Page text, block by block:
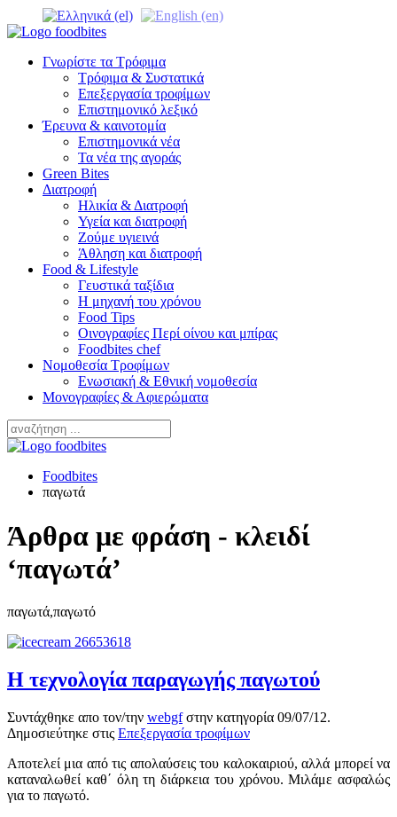
Γνωρίστε τα Τρόφιμα
Τρόφιμα & Συστατικά
Επεξεργασία τροφίμων
Επιστημονικό λεξικό
Έρευνα & καινοτομία
Επιστημονικά νέα
Τα νέα της αγοράς
Green Bites
Διατροφή
Ηλικία & Διατροφή
Υγεία και διατροφή
Ζούμε υγιεινά
Άθληση και διατροφή
Food & Lifestyle
Γευστικά ταξίδια
Η μηχανή του χρόνου
Food Tips
Οινογραφίες Περί οίνου και μπίρας
Foodbites chef
Νομοθεσία Τροφίμων
Ενωσιακή & Εθνική νομοθεσία
Μονογραφίες & Αφιερώματα
Foodbites
παγωτά
Άρθρα με φράση - κλειδί
‘παγωτά’
παγωτά,παγωτό
Η τεχνολογία παραγωγής παγωτού
Συντάχθηκε απο τον/την webgfστην κατηγορία 09/07/12.
Δημοσιεύτηκε στις Επεξεργασία τροφίμων
Αποτελεί μια από τις απολαύσεις του καλοκαιριού, αλλά μπορεί να
καταναλωθεί καθ΄ όλη τη διάρκεια του χρόνου. Μιλάμε ασφαλώς
για το παγωτό.